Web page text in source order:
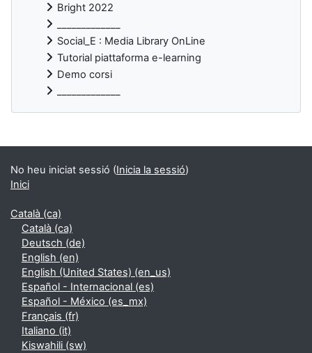
Bright 2022
Social_E : Media Library OnLine
Tutorial piattaforma e-learning
Demo corsi
Blocs suplementaris
No heu iniciat sessió (Inicia la sessió)
Inici
Català ‎(ca)‎
Català ‎(ca)‎
Deutsch ‎(de)‎
English ‎(en)‎
English (United States) ‎(en_us)‎
Español - Internacional ‎(es)‎
Español - México ‎(es_mx)‎
Français ‎(fr)‎
Italiano ‎(it)‎
Kiswahili ‎(sw)‎